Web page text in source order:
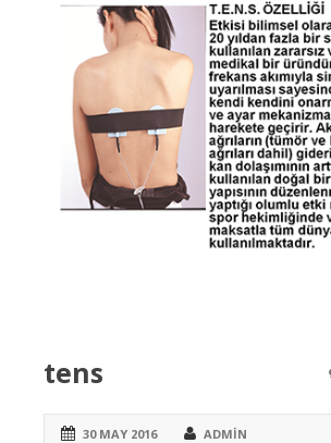
tens
30 MAY 2016 ADMIN